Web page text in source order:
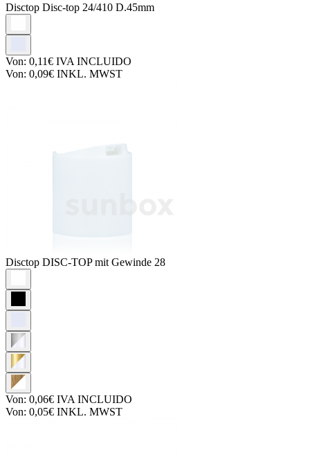
Disctop Disc-top 24/410 D.45mm
Von: 0,11€ IVA INCLUIDO
Von: 0,09€ INKL. MWST
Disctop DISC-TOP mit Gewinde 28
Von: 0,06€ IVA INCLUIDO
Von: 0,05€ INKL. MWST